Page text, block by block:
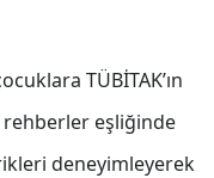
TÜBİTAK’ın
rehberler eşliğinde
deneyimleyerek